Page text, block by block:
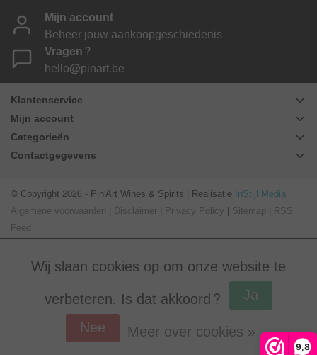
9,8
Mijn account
Beheer jouw aankoopgeschiedenis
Vragen?
hello@pinart.be
Klantenservice
Mijn account
Categorieën
Contactgegevens
© Copyright 2026 - Pin'Art Wines & Spirits | Realisatie InStijl Media
Algemene voorwaarden | Disclaimer | Privacy Policy | Sitemap | RSS
Feed
Beoordeling op Webwinkel Keurvoor Pin'Art Wines & Spirits: 9.8/10
Wij slaan cookies op om onze website te
verbeteren. Is dat akkoord?
Ja
Nee
Meer over cookies »